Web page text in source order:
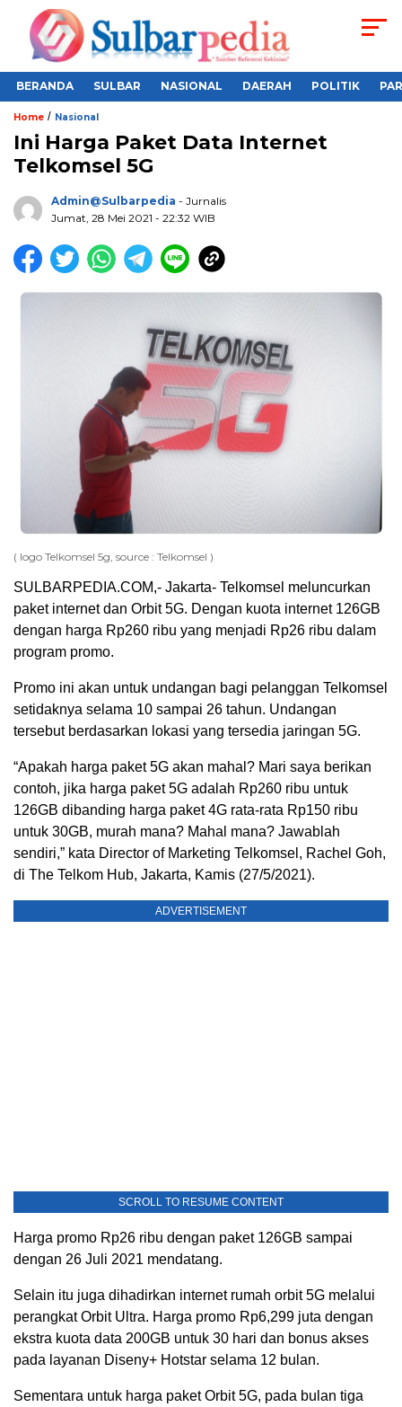
BERANDA SULBAR NASIONAL DAERAH POLITIK
Home / Nasional
Ini Harga Paket Data Internet
Telkomsel 5G
Admin@sulbarpedia - Jurnalis
Jumat, 28 Mei 2021 - 22:32 WIB
( logo Telkomsel 5g, source : Telkomsel )
SULBARPEDIA.COM,- Jakarta- Telkomsel meluncurkan
paket internet dan Orbit 5G. Dengan kuota internet 126GB
dengan harga Rp260 ribu yang menjadi Rp26 ribu dalam
program promo.
Promo ini akan untuk undangan bagi pelanggan Telkomsel
setidaknya selama 10 sampai 26 tahun. Undangan
tersebut berdasarkan lokasi yang tersedia jaringan 5G.
“Apakah harga paket 5G akan mahal? Mari saya berikan
contoh, jika harga paket 5G adalah Rp260 ribu untuk
126GB dibanding harga paket 4G rata-rata Rp150 ribu
untuk 30GB, murah mana? Mahal mana? Jawablah
sendiri,” kata Director of Marketing Telkomsel, Rachel Goh,
di The Telkom Hub, Jakarta, Kamis (27/5/2021).
ADVERTISEMENT
SCROLL TO RESUME CONTENT
Harga promo Rp26 ribu dengan paket 126GB sampai
dengan 26 Juli 2021 mendatang.
Selain itu juga dihadirkan internet rumah orbit 5G melalui
perangkat Orbit Ultra. Harga promo Rp6,299 juta dengan
ekstra kuota data 200GB untuk 30 hari dan bonus akses
pada layanan Diseny+ Hotstar selama 12 bulan.
Sementara untuk harga paket Orbit 5G, pada bulan tiga